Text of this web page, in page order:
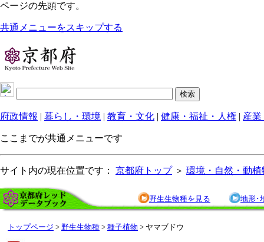
ページの先頭です。
共通メニューをスキップする
府政情報 | 暮らし・環境 | 教育・文化 | 健康・福祉・人権 | 産業
ここまでが共通メニューです
サイト内の現在位置です： 京都府トップ＞ 環境・自然・動植
野生生物種を見る 地形･
トップページ > 野生生物種 > 種子植物 > ヤマブドウ